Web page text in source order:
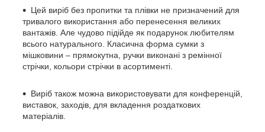
Цей виріб без пропитки та плівки не призначений для
тривалого використання або перенесення великих
вантажів. Але чудово підійде як подарунок любителям
всього натурального. Класична форма сумки з
мішковини – прямокутна, ручки виконані з ремінної
стрічки, кольори стрічки в асортименті.
Виріб також можна використовувати для конференцій,
виставок, заходів, для вкладення роздаткових
матеріалів.